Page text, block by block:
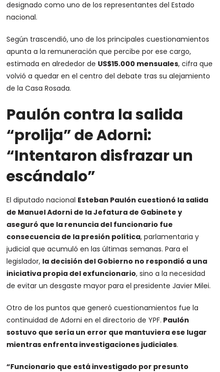
designado como uno de los representantes del Estado
nacional.
Según trascendió, uno de los principales cuestionamientos
apunta a la remuneración que percibe por ese cargo,
estimada en alrededor de US$15.000 mensuales, cifra que
volvió a quedar en el centro del debate tras su alejamiento
de la Casa Rosada.
Paulón contra la salida
“prolija” de Adorni:
“Intentaron disfrazar un
escándalo”
El diputado nacional Esteban Paulón cuestionó la salida
de Manuel Adorni de la Jefatura de Gabinete y
aseguró que la renuncia del funcionario fue
consecuencia de la presión política, parlamentaria y
judicial que acumuló en las últimas semanas. Para el
legislador, la decisión del Gobierno no respondió a una
iniciativa propia del exfuncionario, sino a la necesidad
de evitar un desgaste mayor para el presidente Javier Milei.
Otro de los puntos que generó cuestionamientos fue la
continuidad de Adorni en el directorio de YPF. Paulón
sostuvo que sería un error que mantuviera ese lugar
mientras enfrenta investigaciones judiciales.
“Funcionario que está investigado por presunto